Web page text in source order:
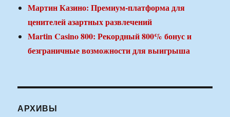
Мартин Казино: Премиум-платформа для
ценителей азартных развлечений
Martin Casino 800: Рекордный 800% бонус и
безграничные возможности для выигрыша
АРХИВЫ